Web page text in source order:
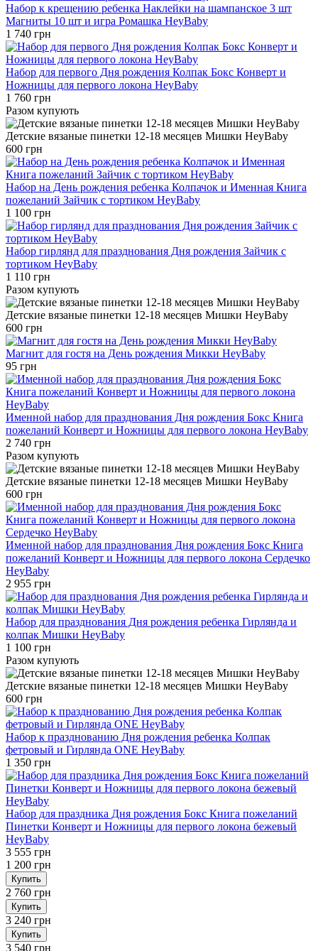
Набор к крещению ребенка Наклейки на шампанское 3 шт
Магниты 10 шт и игра Ромашка HeyBaby
1 740 грн
Набор для первого Дня рождения Колпак Бокс Конверт и
Ножницы для первого локона HeyBaby
1 760 грн
Разом купують
Детские вязаные пинетки 12-18 месяцев Мишки HeyBaby
600 грн
Набор на День рождения ребенка Колпачок и Именная Книга
пожеланий Зайчик с тортиком HeyBaby
1 100 грн
Набор гирлянд для празднования Дня рождения Зайчик с
тортиком HeyBaby
1 110 грн
Разом купують
Детские вязаные пинетки 12-18 месяцев Мишки HeyBaby
600 грн
Магнит для гостя на День рождения Микки HeyBaby
95 грн
Именной набор для празднования Дня рождения Бокс Книга
пожеланий Конверт и Ножницы для первого локона HeyBaby
2 740 грн
Разом купують
Детские вязаные пинетки 12-18 месяцев Мишки HeyBaby
600 грн
Именной набор для празднования Дня рождения Бокс Книга
пожеланий Конверт и Ножницы для первого локона Сердечко
HeyBaby
2 955 грн
Набор для празднования Дня рождения ребенка Гирлянда и
колпак Мишки HeyBaby
1 100 грн
Разом купують
Детские вязаные пинетки 12-18 месяцев Мишки HeyBaby
600 грн
Набор к празднованию Дня рождения ребенка Колпак
фетровый и Гирлянда ONE HeyBaby
1 350 грн
Набор для праздника Дня рождения Бокс Книга пожеланий
Пинетки Конверт и Ножницы для первого локона бежевый
HeyBaby
3 555 грн
1 200 грн
Купить
2 760 грн
Купить
3 240 грн
Купить
3 540 грн